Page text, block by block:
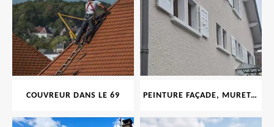
COUVREUR DANS LE 69 PEINTURE FAÇADE, MURET, TOITURE, BOISERIE, FERRONERIE, GOUTTIÈRE 69